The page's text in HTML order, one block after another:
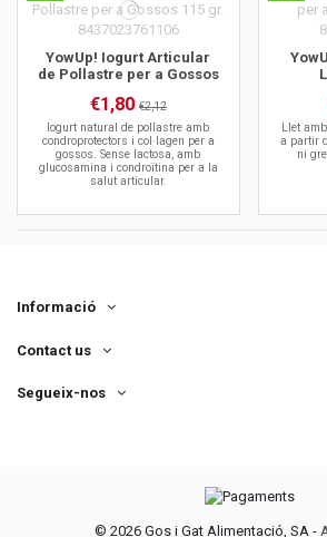
YowUp! Iogurt Articular
de Pollastre per a Gossos
€1,80 €2,12
Iogurt natural de pollastre amb
condroprotectors i col·lagen per a
gossos. Sense lactosa, amb
glucosamina i condroïtina per a la
salut articular.
Llet
a partir
ni
Informació
Contact us
Segueix-nos
© 2026 Gos i Gat Alimentació, SA -